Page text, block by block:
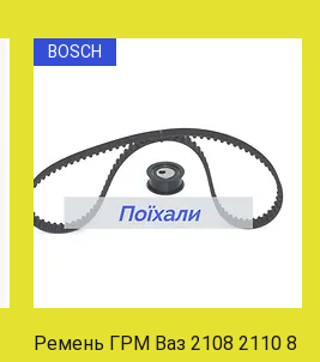
Быстрый просмотр
BOSCH
Ремень ГРМ Ваз 2108 2110 8